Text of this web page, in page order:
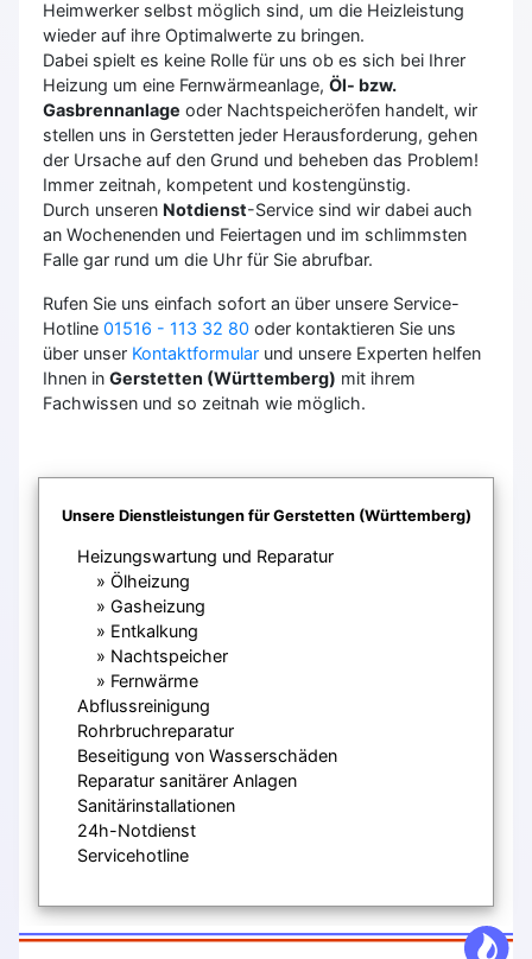
Heimwerker selbst möglich sind, um die Heizleistung
wieder auf ihre Optimalwerte zu bringen.
Dabei spielt es keine Rolle für uns ob es sich bei Ihrer
Heizung um eine Fernwärmeanlage, Öl- bzw.
Gasbrennanlage oder Nachtspeicheröfen handelt, wir
stellen uns in Gerstetten jeder Herausforderung, gehen
der Ursache auf den Grund und beheben das Problem!
Immer zeitnah, kompetent und kostengünstig.
Durch unseren Notdienst-Service sind wir dabei auch
an Wochenenden und Feiertagen und im schlimmsten
Falle gar rund um die Uhr für Sie abrufbar.
Rufen Sie uns einfach sofort an über unsere Service-
Hotline 01516 - 113 32 80 oder kontaktieren Sie uns
über unser Kontaktformular und unsere Experten helfen
Ihnen in Gerstetten (Württemberg) mit ihrem
Fachwissen und so zeitnah wie möglich.
Unsere Dienstleistungen für Gerstetten (Württemberg)
Heizungswartung und Reparatur
Ölheizung
Gasheizung
Entkalkung
Nachtspeicher
Fernwärme
Abflussreinigung
Rohrbruchreparatur
Beseitigung von Wasserschäden
Reparatur sanitärer Anlagen
Sanitärinstallationen
24h-Notdienst
Servicehotline